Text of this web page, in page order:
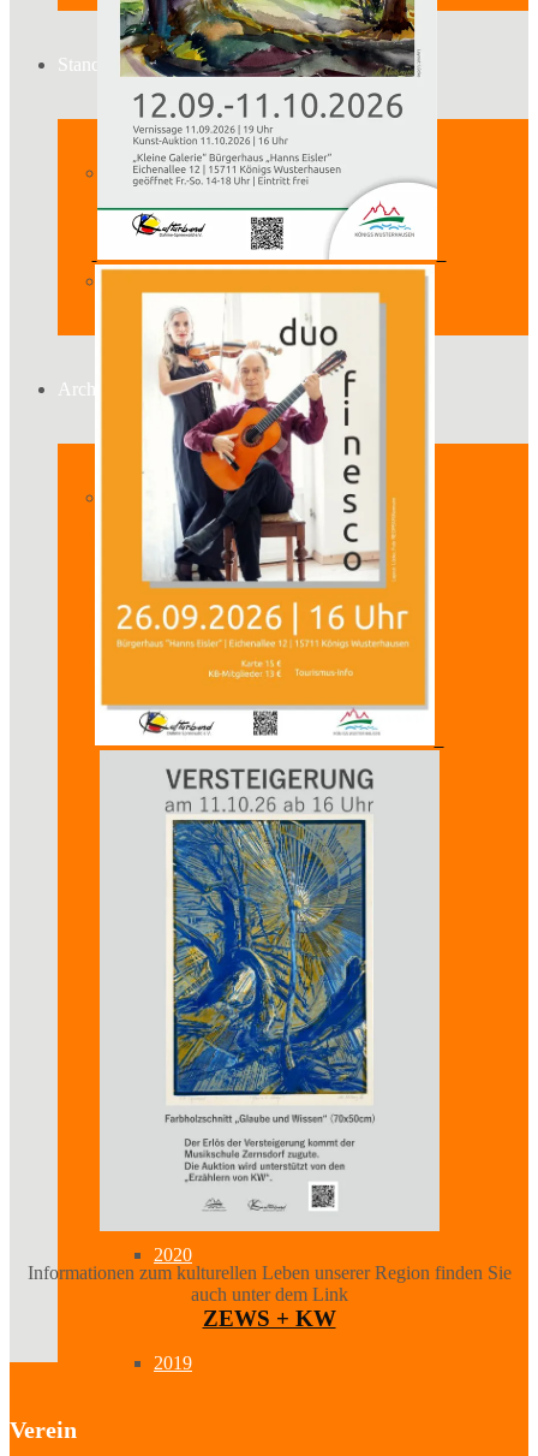
Standort
Geschichte des Hauses
Archiv
2026
2025
2024
2023
2022
2021
2020
2019
Informationen zum kulturellen Leben unserer Region finden Sie
auch unter dem Link
ZEWS + KW
Verein